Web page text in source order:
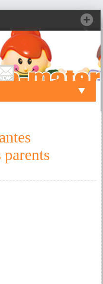
parents